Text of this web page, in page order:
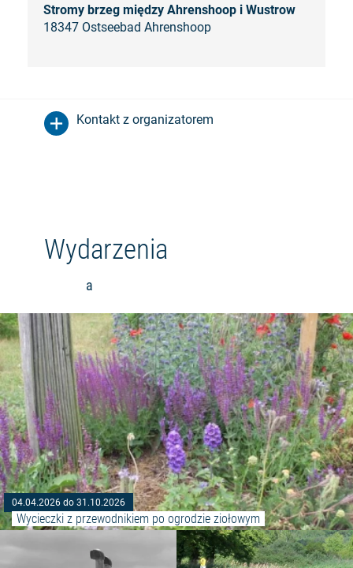
Stromy brzeg między Ahrenshoop i Wustrow
18347 Ostseebad Ahrenshoop
Kontakt z organizatorem
Wydarzenia
a
04.04.2026 do 31.10.2026
Wycieczki z przewodnikiem po ogrodzie ziołowym
Czytaj więcej: "Wystawa: